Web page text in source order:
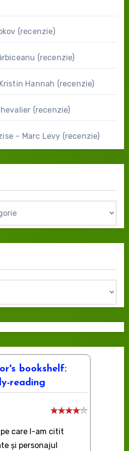
(recenzie)
(recenzie)
Hannah (recenzie)
(recenzie)
– Marc Levy (recenzie)
bookshelf:
reading
care l-am citit
şi personajul